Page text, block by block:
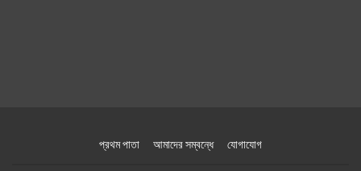
প্রথম পাতা আমাদের সম্বন্ধে যোগাযোগ